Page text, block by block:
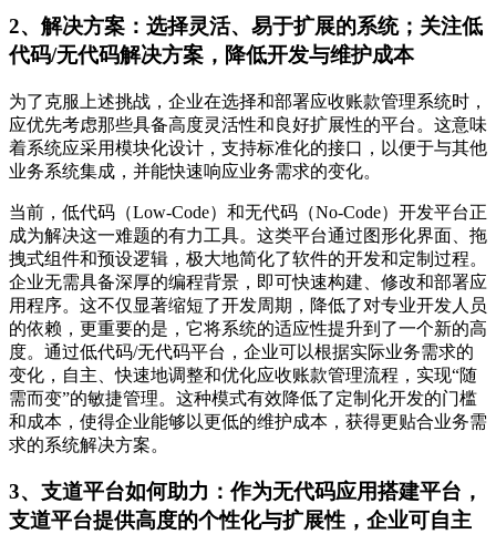
2、解决方案：选择灵活、易于扩展的系统；关注低
代码/无代码解决方案，降低开发与维护成本
为了克服上述挑战，企业在选择和部署应收账款管理系统时，
应优先考虑那些具备高度灵活性和良好扩展性的平台。这意味
着系统应采用模块化设计，支持标准化的接口，以便于与其他
业务系统集成，并能快速响应业务需求的变化。
当前，低代码（Low-Code）和无代码（No-Code）开发平台正
成为解决这一难题的有力工具。这类平台通过图形化界面、拖
拽式组件和预设逻辑，极大地简化了软件的开发和定制过程。
企业无需具备深厚的编程背景，即可快速构建、修改和部署应
用程序。这不仅显著缩短了开发周期，降低了对专业开发人员
的依赖，更重要的是，它将系统的适应性提升到了一个新的高
度。通过低代码/无代码平台，企业可以根据实际业务需求的
变化，自主、快速地调整和优化应收账款管理流程，实现“随
需而变”的敏捷管理。这种模式有效降低了定制化开发的门槛
和成本，使得企业能够以更低的维护成本，获得更贴合业务需
求的系统解决方案。
3、支道平台如何助力：作为无代码应用搭建平台，
支道平台提供高度的个性化与扩展性，企业可自主